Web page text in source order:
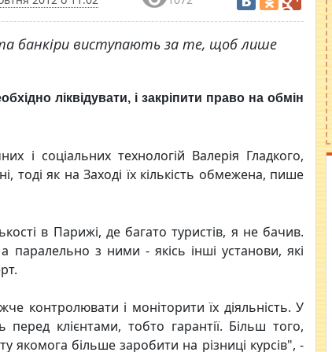
банкіри виступають за те, щоб лише
ліквідувати, і закріпити право на обмін
і соціальних технологій Валерія Гладкого,
тоді як на Заході їх кількість обмежена, пише
в Парижі, де багато туристів, я не бачив.
паралельно з ними - якісь інші установи, які
контролювати і моніторити їх діяльність. У
перед клієнтами, тобто гарантії. Більш того,
якомога більше заробити на різниці курсів", -